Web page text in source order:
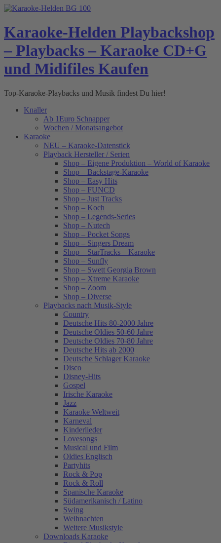
Skip
content
Karaoke-Helden Playbackshop
– Playbacks – Karaoke CD+G
und Midifiles Kaufen
Top-Karaoke-Playbacks und Musik findest Du hier!
Knaller
Ab 1Euro Schnapper
Wochen / Monatsangebot
Karaoke
NEU – Karaoke-Datenstick
Playback Hersteller / Serien
Shop – Eigene Produktion – World of Karaoke
Shop – Backstage-Karaoke
Shop – Easy Hits
Shop – FUNCD
Shop – Just Tracks
Shop – Koch
Shop – Legends-Series
Shop – Nutech
Shop – Pocket Songs
Shop – Singers Dream
Shop – StarTracks – Karaoke
Shop – Sunfly
Shop – Swett Georgia Brown
Shop – Xtreme Karaoke
Shop – Zoom
Shop – Diverse
Playbacks nach Musik-Style
Country
Deutsche Hits 80-2000 Jahre
Deutsche Oldies 50-60 Jahre
Deutsche Oldies 70-80 Jahre
Deutsche Hits ab 2000
Deutsche Schlager Karaoke
Disco
Disney-Hits
Gospel
Irische Karaoke
Jazz
Karaoke Weltweit
Karneval
Kinderlieder
Lovesongs
Musical und Film
Oldies Englisch
Partyhits
Rock & Pop
Rock & Roll
Spanische Karaoke
Südamerikanisch / Latino
Swing
Weihnachten
Weitere Musikstyle
Downloads Karaoke